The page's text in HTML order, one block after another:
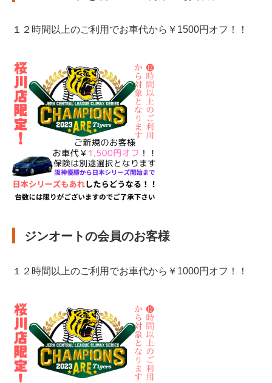
１２時間以上のご利用でお車代から￥1500円オフ！！
ジンオートの会員のお客様
１２時間以上のご利用でお車代から￥1000円オフ！！